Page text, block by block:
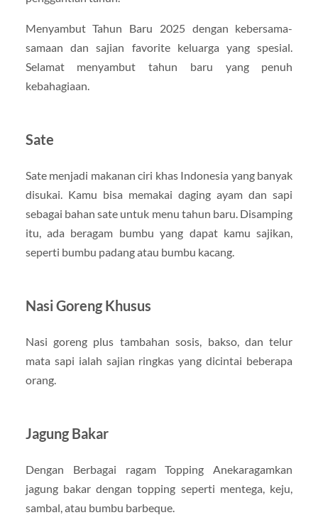
Menyambut Tahun Baru 2025 dengan kebersama-
samaan dan sajian favorite keluarga yang spesial.
Selamat menyambut tahun baru yang penuh
kebahagiaan.
Sate
Sate menjadi makanan ciri khas Indonesia yang banyak
disukai. Kamu bisa memakai daging ayam dan sapi
sebagai bahan sate untuk menu tahun baru. Disamping
itu, ada beragam bumbu yang dapat kamu sajikan,
seperti bumbu padang atau bumbu kacang.
Nasi Goreng Khusus
Nasi goreng plus tambahan sosis, bakso, dan telur
mata sapi ialah sajian ringkas yang dicintai beberapa
orang.
Jagung Bakar
Dengan Berbagai ragam Topping Anekaragamkan
jagung bakar dengan topping seperti mentega, keju,
sambal, atau bumbu barbeque.